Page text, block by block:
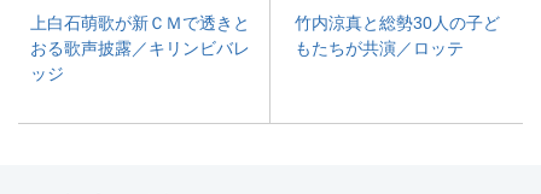
上白石萌歌が新ＣＭで透きと
おる歌声披露／キリンビバレ
ッジ
竹内涼真と総勢30人の子ど
もたちが共演／ロッテ